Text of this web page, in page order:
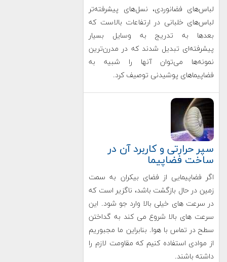
لباس‌های فضانوردی، نسل‌های پیشرفته‌تر
لباس‌های خلبانی در ارتفاعات بالاست که
بعدها به تدریج به وسایل بسیار
پیشرفته‌ای تبدیل شدند که در مدرن‌ترین
نمونه‌ها می‌توان آنها را شبیه به
فضاپیماهای پوشیدنی توصیف کرد.
سپر حرارتی و کاربرد آن در
ساخت فضاپیما
اگر فضاپیمایی از فضای بیکران به سمت
زمین در حال بازگشت باشد، ناگزیر است که
در سرعت های خیلی بالا وارد جو شود. این
سرعت های بالا شروع می کند به گداختن
سطح در تماس با هوا. بنابراین ما مجبوریم
از موادی استفاده کنیم که مقاومت لازم را
داشته باشند.